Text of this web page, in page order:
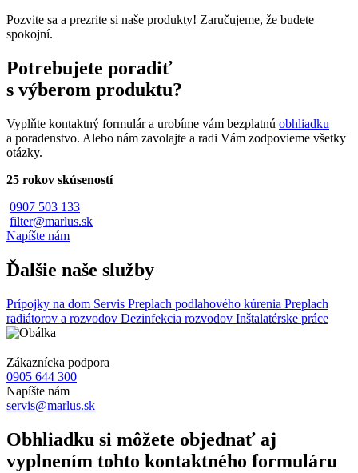
Pozvite sa a prezrite si naše produkty! Zaručujeme, že budete
spokojní.
Potrebujete poradiť
s výberom produktu?
Vyplňte kontaktný formulár a urobíme vám bezplatnú obhliadku
a poradenstvo. Alebo nám zavolajte a radi Vám zodpovieme všetky
otázky.
25 rokov skúseností
0907 503 133
filter@marlus.sk
Napíšte nám
Ďalšie naše služby
Prípojky na dom Servis Preplach podlahového kúrenia Preplach
radiátorov a rozvodov Dezinfekcia rozvodov Inštalatérske práce
Zákaznícka podpora
0905 644 300
Napíšte nám
servis@marlus.sk
Obhliadku si môžete objednať aj
vyplnením tohto kontaktného formuláru